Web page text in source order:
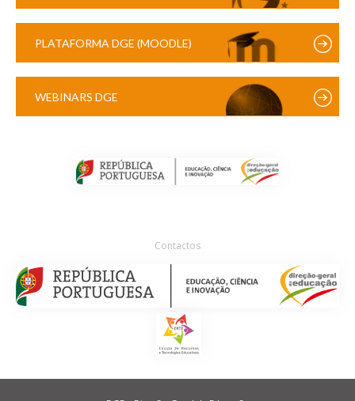
PLATAFORMA DGE (MOODLE)
WEBINARS DGE
Contactos